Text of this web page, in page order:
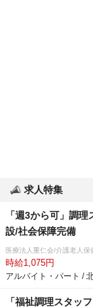
求人特集
「週3から可」調
設/社会保障完備
医療法人重仁会/介護老人
時給1,075円
アルバイト・パート /
「福祉調理スタッ